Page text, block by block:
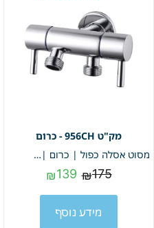
956CH - כרום
מסוט אסלה כפול | כרום | מק"ט 956CH
₪175
₪139
מידע נוסף